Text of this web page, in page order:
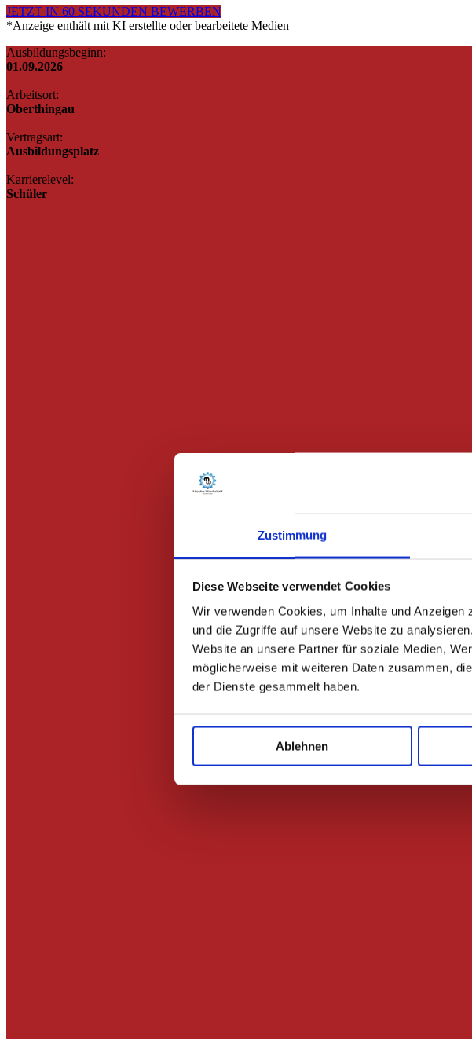
Zustimmung
Diese Webseite verwendet Cookies
Wir verwenden Cookies, um Inhalte und
und die Zugriffe auf unsere Website zu
Website an unsere Partner für soziale Medien,
möglicherweise mit weiteren Daten zusammen,
der Dienste gesammelt haben.
Ablehnen
JETZT IN 60 SEKUNDEN BEWERBEN
*Anzeige enthält mit KI erstellte oder bearbeitete Medien
Ausbildungsbeginn:
01.09.2026
Arbeitsort:
Oberthingau
Vertragsart:
Ausbildungsplatz
Karrierelevel:
Schüler